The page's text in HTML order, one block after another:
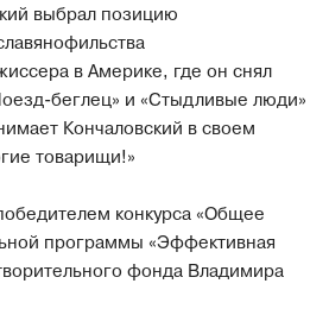
выбрал позицию
в Америке, где он снял
беглец» и «Стыдливые люди»
Кончаловский в своем
товарищи!»
конкурса «Общее
программы «Эффективная
фонда Владимира